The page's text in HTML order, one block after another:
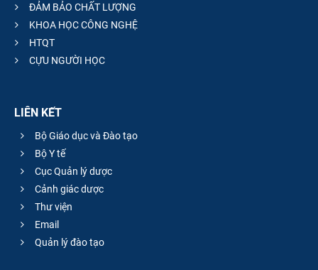
ĐẢM BẢO CHẤT LƯỢNG
KHOA HỌC CÔNG NGHỆ
HTQT
CỰU NGƯỜI HỌC
LIÊN KẾT
Bộ Giáo dục và Đào tạo
Bộ Y tế
Cục Quản lý dược
Cảnh giác dược
Thư viện
Email
Quản lý đào tạo